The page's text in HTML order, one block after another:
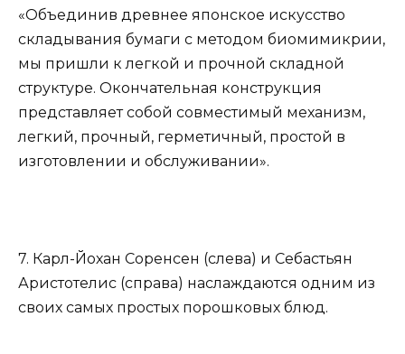
«Объединив древнее японское искусство
складывания бумаги с методом биомимикрии,
мы пришли к легкой и прочной складной
структуре. Окончательная конструкция
представляет собой совместимый механизм,
легкий, прочный, герметичный, простой в
изготовлении и обслуживании».
7. Карл-Йохан Соренсен (слева) и Себастьян
Аристотелис (справа) наслаждаются одним из
своих самых простых порошковых блюд.